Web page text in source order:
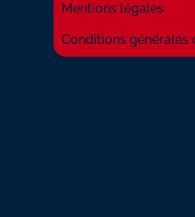
Mentions légales
Conditions générales